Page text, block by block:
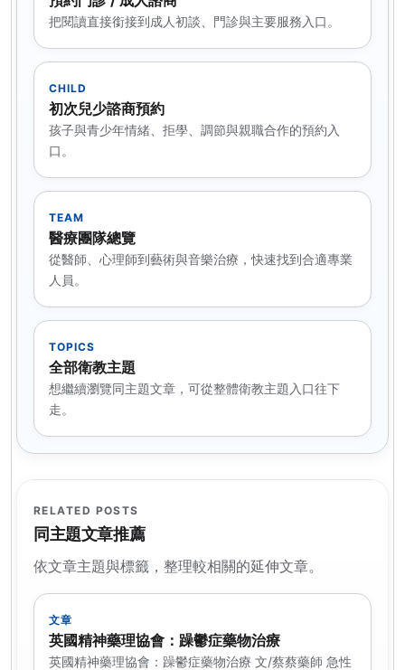
把閱讀直接銜接到成人初談、門診與主要服務入口。
CHILD
初次兒少諮商預約
孩子與青少年情緒、拒學、調節與親職合作的預約入
口。
TEAM
醫療團隊總覽
從醫師、心理師到藝術與音樂治療，快速找到合適專業
人員。
TOPICS
全部衛教主題
想繼續瀏覽同主題文章，可從整體衛教主題入口往下
走。
RELATED POSTS
同主題文章推薦
依文章主題與標籤，整理較相關的延伸文章。
文章
英國精神藥理協會：躁鬱症藥物治療
英國精神藥理協會：躁鬱症藥物治療 文/蔡蔡藥師 急性